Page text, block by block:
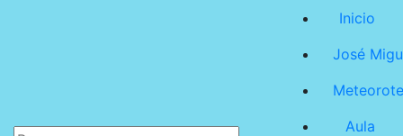
Inicio
José
Aula
Meteoroteca